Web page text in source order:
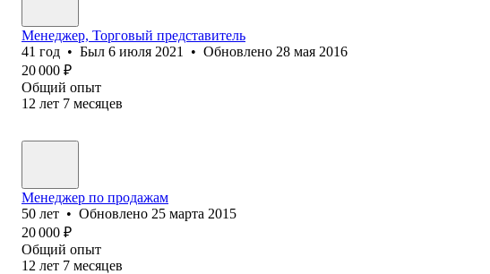
Менеджер, Торговый представитель
41 год • Был 6 июля 2021 • Обновлено 28 мая 2016
20 000 ₽
Общий опыт
12 лет 7 месяцев
Менеджер по продажам
50 лет • Обновлено 25 марта 2015
20 000 ₽
Общий опыт
12 лет 7 месяцев